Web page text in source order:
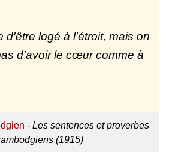
d'être logé à l'étroit, mais on
d'avoir le cœur comme à
- Les sentences et proverbes
(1915)